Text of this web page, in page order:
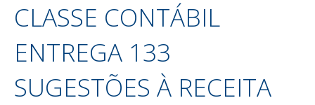
CLASSE CONTÁBIL
ENTREGA 133
SUGESTÕES À RECEITA